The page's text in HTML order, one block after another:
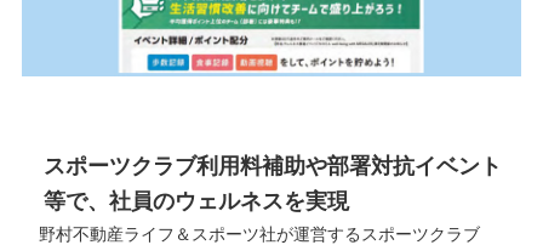
スポーツクラブ利用料補助や部署対抗イベント
等で、社員のウェルネスを実現
野村不動産ライフ＆スポーツ社が運営するスポーツクラブ